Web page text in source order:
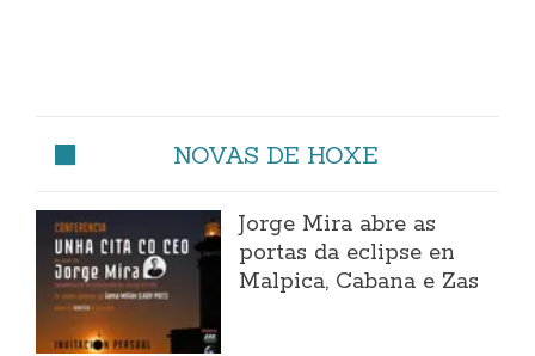
NOVAS DE HOXE
Jorge Mira abre as
portas da eclipse en
Malpica, Cabana e Zas